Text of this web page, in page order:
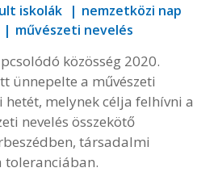
iskolák
nemzetközi nap
művészeti nevelés
közösség 2020.
ünnepelte a művészeti
hetét, melynek célja felhívni a
nevelés összekötő
társadalmi
toleranciában.